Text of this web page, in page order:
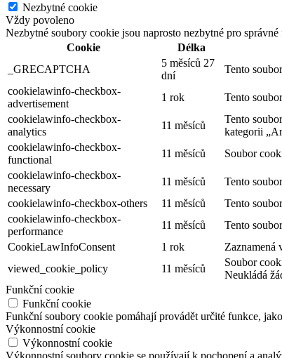
Nezbytné cookie
Vždy povoleno
Nezbytné soubory cookie jsou naprosto nezbytné pro
Cookie
Délka
_GRECAPTCHA
5 měsíců 27
dní
Tento
cookielawinfo-checkbox-
advertisement
1 rok
Tento
cookielawinfo-checkbox-
analytics
11 měsíců
Tento
kategorii
cookielawinfo-checkbox-
functional
11 měsíců
Soubor
cookielawinfo-checkbox-
necessary
11 měsíců
Tento
cookielawinfo-checkbox-others
11 měsíců
Tento
cookielawinfo-checkbox-
performance
11 měsíců
Tento
CookieLawInfoConsent
1 rok
Zaznamená
viewed_cookie_policy
11 měsíců
Soubor
Neukládá
Funkční cookie
Funkční cookie
Funkční soubory cookie pomáhají provádět určité funkce,
Výkonnostní cookie
Výkonnostní cookie
Výkonnostní soubory cookie se používají k pochopení a